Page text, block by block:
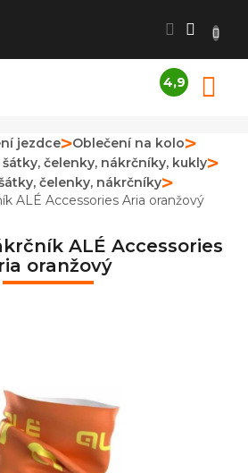
4,9
obchodu
je
4,9
z
5
hvězdiček.
jezdce
Oblečení na kolo
čelenky, nákrčníky, kukly
čelenky, nákrčníky
ALÉ Accessories Aria oranžový
ALÉ Accessories
oranžový